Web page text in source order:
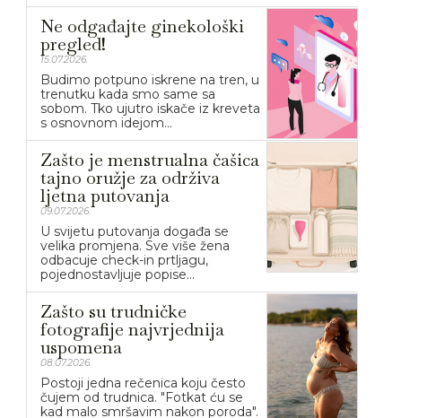
Ne odgađajte ginekološki
pregled!
15.07.2026.
Budimo potpuno iskrene na tren, u
trenutku kada smo same sa
sobom. Tko ujutro iskače iz kreveta
s osnovnom idejom...
Zašto je menstrualna čašica
tajno oružje za održiva
ljetna putovanja
09.07.2026.
U svijetu putovanja događa se
velika promjena. Sve više žena
odbacuje check-in prtljagu,
pojednostavljuje popise...
Zašto su trudničke
fotografije najvrjednija
uspomena
08.07.2026.
Postoji jedna rečenica koju često
čujem od trudnica. "Fotkat ću se
kad malo smršavim nakon poroda".